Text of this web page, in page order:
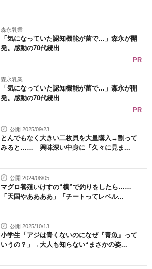
森永乳業
「気になっていた認知機能が菌で…」森永が開
発。感動の70代続出
PR
森永乳業
「気になっていた認知機能が菌で…」森永が開
発。感動の70代続出
PR
公開 2025/09/23
とんでもなく大きい二枚貝を大量購入→割って
みると…… 興味深い中身に「久々に見ま...
公開 2024/08/05
マグロ養殖いけすの“横”で釣りをしたら……
「天国やああああ」「チートってレベル...
公開 2025/10/13
小学生「アジは青くないのになぜ『青魚』って
いうの？」→大人も知らない“まさかの姿...